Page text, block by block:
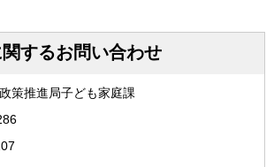
するお問い合わせ
策推進局子ども家庭課